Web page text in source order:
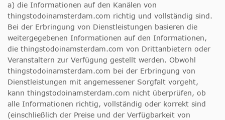
a) die Informationen auf den Kanälen von
thingstodoinamsterdam.com richtig und vollständig sind.
Bei der Erbringung von Dienstleistungen basieren die
weitergegebenen Informationen auf den Informationen,
die thingstodoinamsterdam.com von Drittanbietern oder
Veranstaltern zur Verfügung gestellt werden. Obwohl
thingstodoinamsterdam.com bei der Erbringung von
Dienstleistungen mit angemessener Sorgfalt vorgeht,
kann thingstodoinamsterdam.com nicht überprüfen, ob
alle Informationen richtig, vollständig oder korrekt sind
(einschließlich der Preise und der Verfügbarkeit von